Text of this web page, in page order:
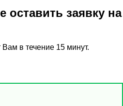
оставить заявку на
в течение 15 минут.